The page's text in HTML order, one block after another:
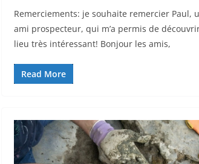
Remerciements: je souhaite remercier Paul,
ami prospecteur, qui m’a permis de
lieu très intéressant! Bonjour les amis,
Read More